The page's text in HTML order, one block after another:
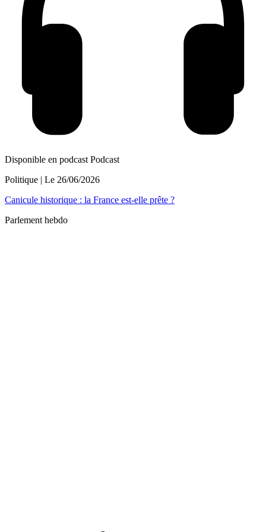
Disponible en podcast Podcast
Politique | Le 26/06/2026
Canicule historique : la France est-elle prête ?
Parlement hebdo